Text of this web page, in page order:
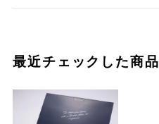
最近チェックした商品